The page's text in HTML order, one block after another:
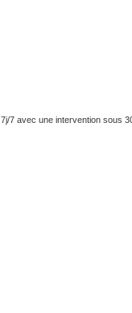
7 avec une intervention sous